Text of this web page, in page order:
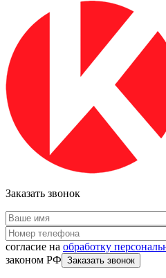
Заказать звонок
согласие на обработку
законом РФ